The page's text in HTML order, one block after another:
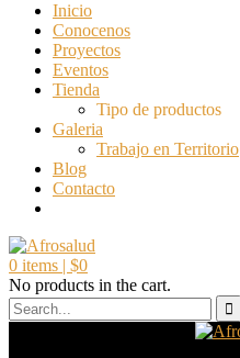
Inicio
Conocenos
Proyectos
Eventos
Tienda
Tipo de productos
Galeria
Trabajo en Territorio
Blog
Contacto
0 items | $0
No products in the cart.